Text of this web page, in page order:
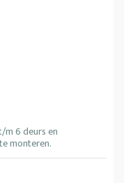
m 6 deurs en
monteren.